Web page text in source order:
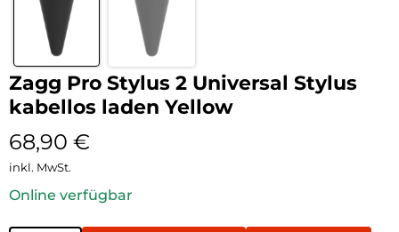
Zagg Pro Stylus 2 Universal Stylus
kabellos laden Yellow
68,90 €
inkl. MwSt.
Online verfügbar